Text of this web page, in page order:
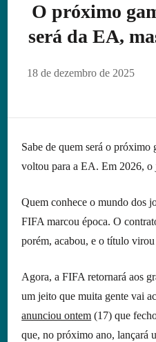
O próximo
será da EA,
18 de dezembro de 2025
Sabe de quem será o
voltou para a EA. Em 2026, o
Quem conhece o mundo dos
FIFA marcou época. O
porém, acabou, e o título
Agora, a FIFA retornará aos
um jeito que muita gente vai
anunciou ontem (17) que
que, no próximo ano, lançará